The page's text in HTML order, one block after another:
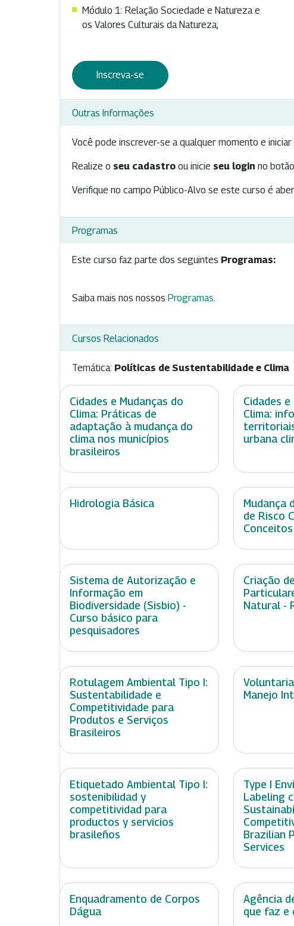
Módulo 1: Relação Sociedade e Natureza e
os Valores Culturais da Natureza;
Inscreva-se
Outras Informações
Você pode inscrever-se a qualquer momento e
Realize o seu cadastro ou inicie seu login no botão
Verifique no campo Público-Alvo se este curso é
Programas
Este curso faz parte dos seguintes Programas:
Saiba mais nos nossos Programas.
Cursos Relacionados
Temática: Políticas de Sustentabilidade e Clima
Cidades e Mudanças do
Clima: Práticas de
adaptação à mudança do
clima nos municípios
brasileiros
Cidades
Clima:
urbana
Hidrologia Básica
Mudança
de Risco
Sistema de Autorização e
Informação em
Biodiversidade (Sisbio) -
Curso básico para
pesquisadores
Criação
Natural -
Rotulagem Ambiental Tipo I:
Sustentabilidade e
Competitividade para
Produtos e Serviços
Brasileiros
Manejo
Etiquetado Ambiental Tipo I:
sostenibilidad y
competitividad para
productos y servicios
brasileños
Type I
Labeling
Brazilian
Services
Enquadramento de Corpos
Dágua
Agência
que faz e